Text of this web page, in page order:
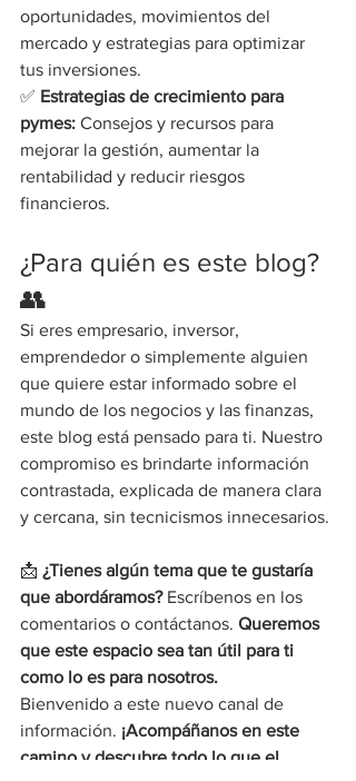
oportunidades, movimientos del
mercado y estrategias para optimizar
tus inversiones.
✅ Estrategias de crecimiento para
pymes: Consejos y recursos para
mejorar la gestión, aumentar la
rentabilidad y reducir riesgos
financieros.
¿Para quién es este blog?
👥
Si eres empresario, inversor,
emprendedor o simplemente alguien
que quiere estar informado sobre el
mundo de los negocios y las finanzas,
este blog está pensado para ti. Nuestro
compromiso es brindarte información
contrastada, explicada de manera clara
y cercana, sin tecnicismos innecesarios.
📩 ¿Tienes algún tema que te gustaría
que abordáramos? Escríbenos en los
comentarios o contáctanos. Queremos
que este espacio sea tan útil para ti
como lo es para nosotros.
Bienvenido a este nuevo canal de
información. ¡Acompáñanos en este
camino y descubre todo lo que el